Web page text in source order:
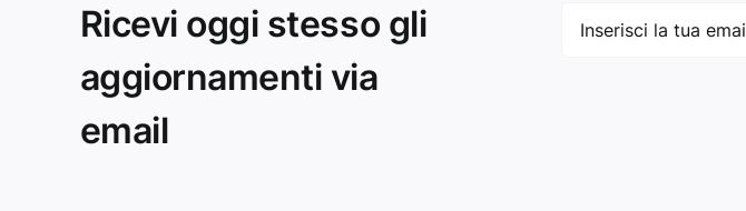
Ricevi oggi stesso gli
aggiornamenti via
email